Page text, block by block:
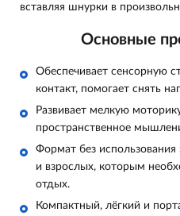
вставляя шнурки в
Основные
Обеспечивает сенсорную
контакт, помогает снять
Развивает мелкую
пространственное
Формат без
и взрослых, которым
отдых.
Компактный, лёгкий и